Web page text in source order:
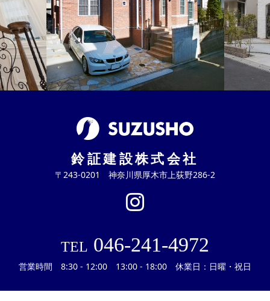
鈴証建設株式会社
〒243-0201 神奈川県厚木市上荻野286-2
TEL 046-241-4972
営業時間 8:30 - 12:00 13:00 - 18:00 休業日：日曜・祝日